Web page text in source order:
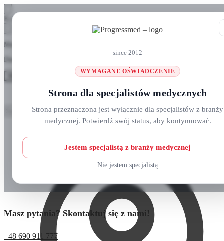
since 2012
WYMAGANE OŚWIADCZENIE
Strona dla specjalistów medycznych
Strona przeznaczona jest wyłącznie dla specjalistów z branży
medycznej. Potwierdź swój status, aby kontynuować.
Jestem specjalistą z branży medycznej
Nie jestem specjalistą
Skip
navigation
Skip
content
Koszyk
Masz pytania? Zadzwoń do nas: +48 690 911 777
Szukaj
Szukaj
O nas
Kursy i wydarzenia
Masz pytania? Skontaktuj się z nami!
+48 690 911 777